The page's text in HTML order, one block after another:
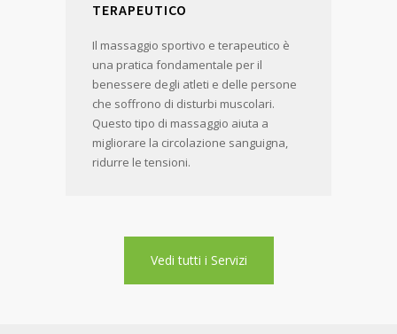
TERAPEUTICO
Il massaggio sportivo e terapeutico è
una pratica fondamentale per il
benessere degli atleti e delle persone
che soffrono di disturbi muscolari.
Questo tipo di massaggio aiuta a
migliorare la circolazione sanguigna,
ridurre le tensioni.
Vedi tutti i Servizi